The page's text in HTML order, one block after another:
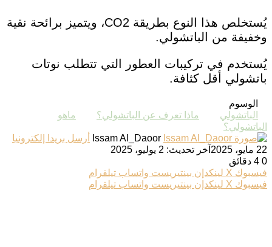
يُستخلص هذا النوع بطريقة CO2، ويتميز برائحة نقية
وخفيفة من الباتشولي.
يُستخدم في تركيبات العطور التي تتطلب نوتات
باتشولي أقل كثافة.
الوسوم
الباتشولي
ماذا تعرف عن الباتشولي؟
ماهو
الباتشولي؟
Issam Al_Daoor
أرسل بريدا إلكترونيا
22 مايو، 2025
آخر تحديث: 2 يوليو، 2025
0
فيسبوك ‫X لينكدإن بينتيريست واتساب تيلقرام
فيسبوك ‫X لينكدإن بينتيريست واتساب تيلقرام